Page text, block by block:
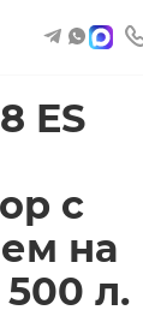
ES
с
на
л.